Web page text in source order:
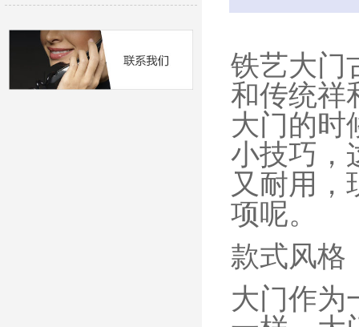
铁艺大门
和传统祥
大门的时
小技巧，
又耐用，
项呢。
款式风格
大门作为